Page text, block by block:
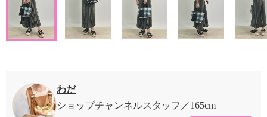
わだ
ショップチャンネルスタッフ
165cm